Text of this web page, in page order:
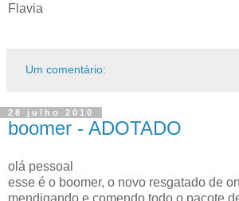
Flavia
Um comentário:
28 julho 2010
boomer - ADOTADO
olá pessoal
esse é o boomer, o novo resgatado de
mendigando e comendo todo o pacote